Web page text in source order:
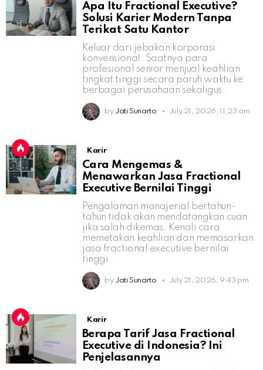
Apa Itu Fractional Executive?
Solusi Karier Modern Tanpa
Terikat Satu Kantor
Keluar dari jebakan korporasi
konvensional. Saatnya para
profesional senior menjual keahlian
tingkat tinggi secara paruh waktu ke
berbagai perusahaan sekaligus.
by Jati Sunarto July 21, 2026, 11:23 am
Karir
Cara Mengemas &
Menawarkan Jasa Fractional
Executive Bernilai Tinggi
Pengalaman manajerial bertahun-
tahun tidak akan mendatangkan cuan
jika salah dikemas. Kenali cara
memetakan keahlian dan memasarkan
jasa fractional executive bernilai
tinggi.
by Jati Sunarto July 21, 2026, 9:43 pm
Karir
Berapa Tarif Jasa Fractional
Executive di Indonesia? Ini
Penjelasannya